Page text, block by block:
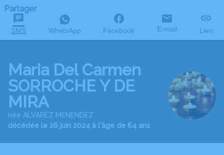
Partager
SMS WhatsApp Facebook E-mail Lien
Maria Del Carmen
SORROCHE Y DE
MIRA
née ALVAREZ MENENDEZ
décédée le 26 juin 2024 à l'âge de 64 ans